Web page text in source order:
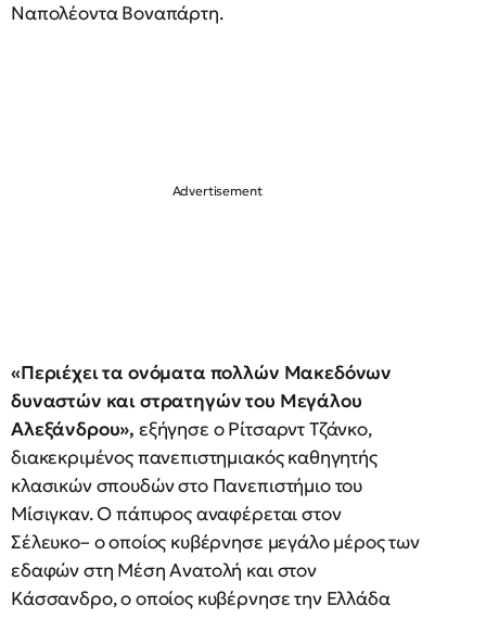
Ναπολέοντα Βοναπάρτη.
«Περιέχει τα ονόματα πολλών Μακεδόνων
δυναστών και στρατηγών του Μεγάλου
Αλεξάνδρου», εξήγησε ο Ρίτσαρντ Τζάνκο,
διακεκριμένος πανεπιστημιακός καθηγητής
κλασικών σπουδών στο Πανεπιστήμιο του
Μίσιγκαν. Ο πάπυρος αναφέρεται στον
Σέλευκο– ο οποίος κυβέρνησε μεγάλο μέρος των
εδαφών στη Μέση Ανατολή και στον
Κάσσανδρο, ο οποίος κυβέρνησε την Ελλάδα